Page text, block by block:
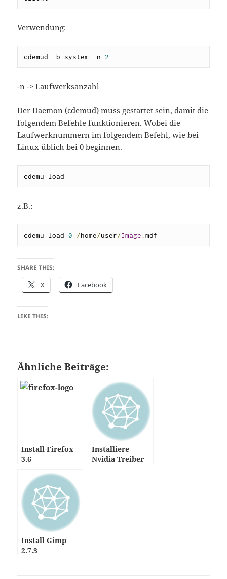
Verwendung:
cdemud -b system -n 2
-n -> Laufwerksanzahl
Der Daemon (cdemud) muss gestartet sein, damit die
folgendem Befehle funktionieren. Wobei die
Laufwerknummern im folgendem Befehl, wie bei
Linux üblich bei 0 beginnen.
cdemu load
z.B.:
cdemu load 0 /home/user/Image.mdf
SHARE THIS:
X Facebook
LIKE THIS:
Ähnliche Beiträge:
Install Firefox
3.6
Installiere
Nvidia Treiber
Install Gimp
2.7.3